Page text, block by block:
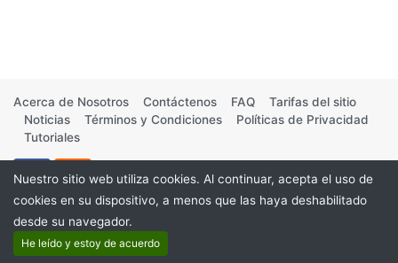
Acerca de Nosotros Contáctenos FAQ
Tarifas del sitio
Noticias
Términos y Condiciones
Políticas de Privacidad
Tutoriales
Nuestro sitio web utiliza cookies. Al continuar, acepta el uso de
cookies en su dispositivo, a menos que las haya deshabilitado
desde su navegador.
He leído y estoy de acuerdo